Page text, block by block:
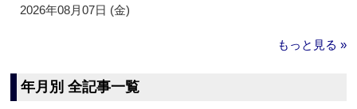
2026年08月07日 (金)
もっと見る »
年月別 全記事一覧